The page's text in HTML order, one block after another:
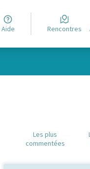
Aide Rencontres
Les plus
commentées